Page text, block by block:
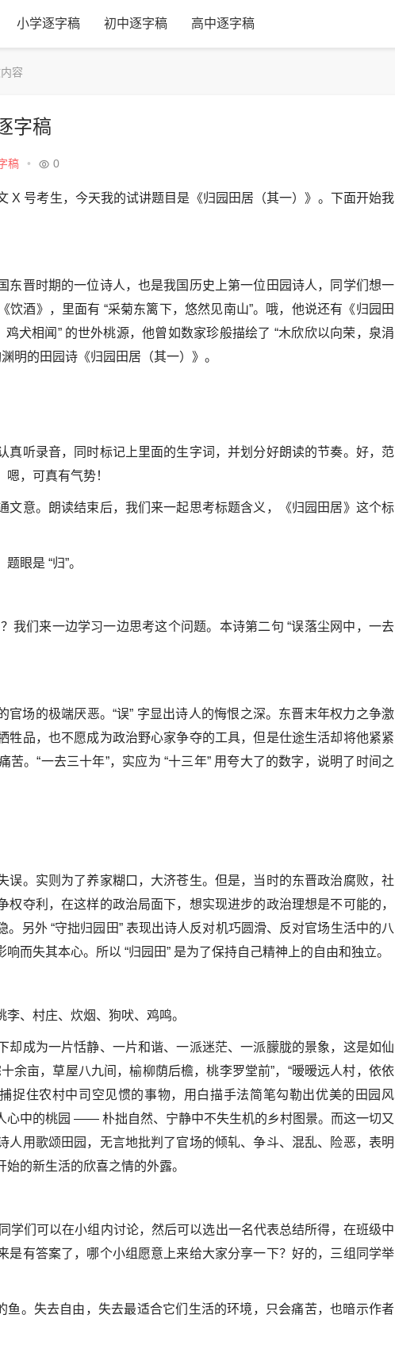
小学逐字稿 初中逐字稿 高中逐字稿
容
字稿
稿 • 0
X 号考生，今天我的试讲题目是《归园田居（其一）》。下面开始我
东晋时期的一位诗人，也是我国历史上第一位田园诗人，同学们想一
酒》，里面有 “采菊东篱下，悠然见南山”。哦，他说还有《归园田
犬相闻” 的世外桃源，他曾如数家珍般描绘了 “木欣欣以向荣，泉涓
明的田园诗《归园田居（其一）》。
真听录音，同时标记上里面的生字词，并划分好朗读的节奏。好，范
，可真有气势！
文意。朗读结束后，我们来一起思考标题含义，《归园田居》这个标
眼是 “归”。
我们来一边学习一边思考这个问题。本诗第二句 “误落尘网中，一去
官场的极端厌恶。“误” 字显出诗人的悔恨之深。东晋末年权力之争激
牲品，也不愿成为政治野心家争夺的工具，但是仕途生活却将他紧紧
。“一去三十年”，实应为 “十三年” 用夸大了的数字，说明了时间之
误。实则为了养家糊口，大济苍生。但是，当时的东晋政治腐败，社
夺利，在这样的政治局面下，想实现进步的政治理想是不可能的，
另外 “守拙归园田” 表现出诗人反对机巧圆滑、反对官场生活中的八
而失其本心。所以 “归园田” 是为了保持自己精神上的自由和独立。
、村庄、炊烟、狗吠、鸡鸣。
却成为一片恬静、一片和谐、一派迷茫、一派朦胧的景象，这是如仙
余亩，草屋八九间，榆柳荫后檐，桃李罗堂前”，“暧暧远人村，依依
捉住农村中司空见惯的事物，用白描手法简笔勾勒出优美的田园风
心中的桃园 —— 朴拙自然、宁静中不失生机的乡村图景。而这一切又
人用歌颂田园，无言地批判了官场的倾轧、争斗、混乱、险恶，表明
的新生活的欣喜之情的外露。
学们可以在小组内讨论，然后可以选出一名代表总结所得，在班级中
是有答案了，哪个小组愿意上来给大家分享一下？好的，三组同学举
鱼。失去自由，失去最适合它们生活的环境，只会痛苦，也暗示作者